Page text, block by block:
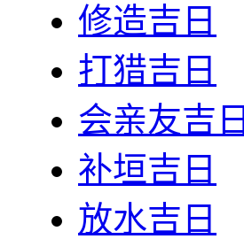
修造吉日
打猎吉日
会亲友吉日
补垣吉日
放水吉日